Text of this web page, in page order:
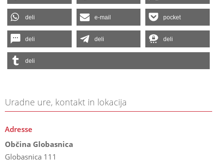
deli e-mail pocket
deli deli deli
deli
Uradne ure, kontakt in lokacija
Adresse
Občina Globasnica
Globasnica 111